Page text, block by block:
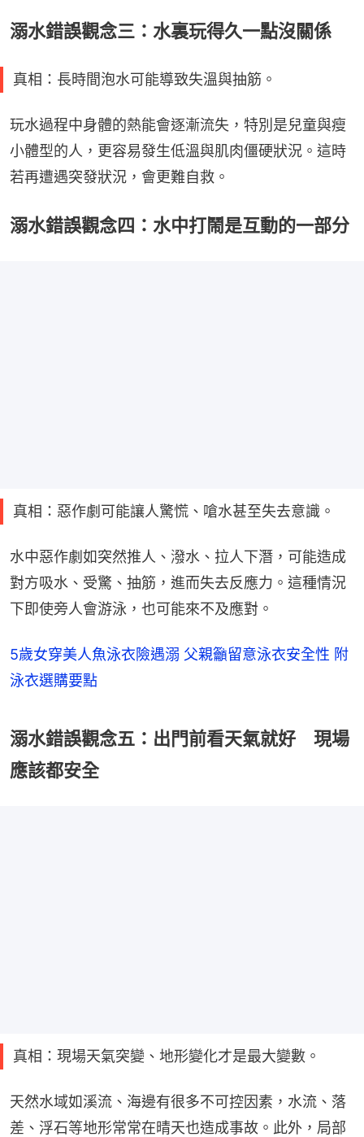
溺水錯誤觀念三：水裏玩得久一點沒關係
真相：長時間泡水可能導致失溫與抽筋。
玩水過程中身體的熱能會逐漸流失，特別是兒童與瘦
小體型的人，更容易發生低溫與肌肉僵硬狀況。這時
若再遭遇突發狀況，會更難自救。
溺水錯誤觀念四：水中打鬧是互動的一部分
真相：惡作劇可能讓人驚慌、嗆水甚至失去意識。
水中惡作劇如突然推人、潑水、拉人下潛，可能造成
對方吸水、受驚、抽筋，進而失去反應力。這種情況
下即使旁人會游泳，也可能來不及應對。
5歲女穿美人魚泳衣險遇溺 父親籲留意泳衣安全性 附
泳衣選購要點
溺水錯誤觀念五：出門前看天氣就好 現場
應該都安全
真相：現場天氣突變、地形變化才是最大變數。
天然水域如溪流、海邊有很多不可控因素，水流、落
差、浮石等地形常常在晴天也造成事故。此外，局部